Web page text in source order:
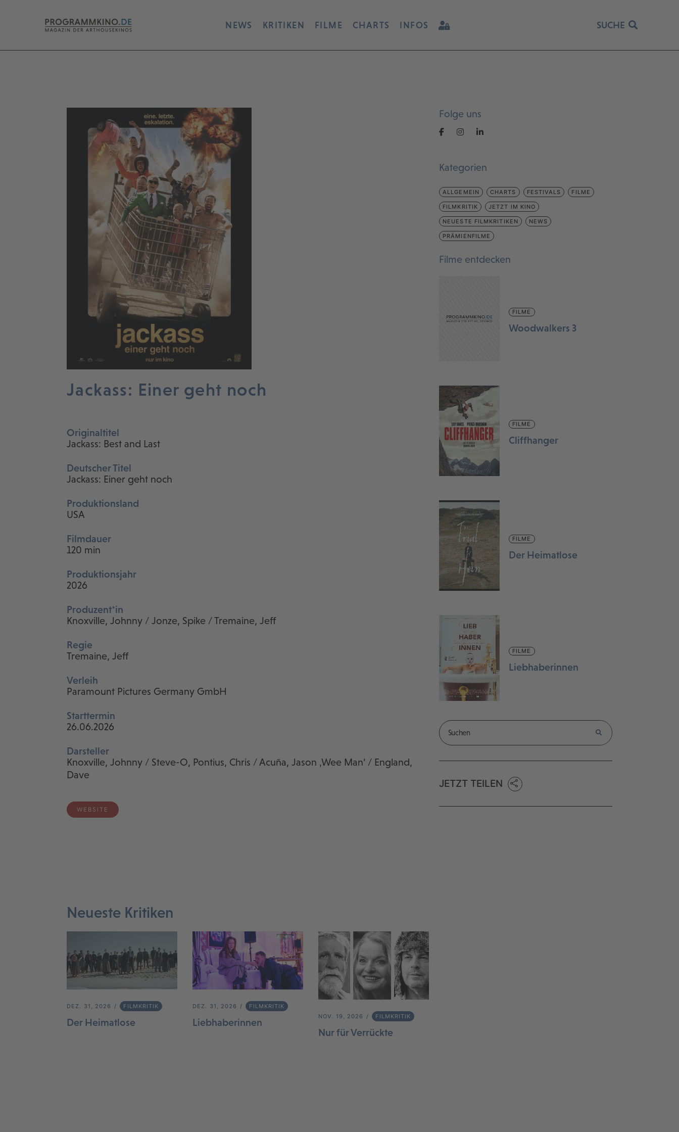
NEWS KRITIKEN FILME CHARTS INFOS SUCHE
Jackass: Einer geht noch
Originaltitel
Jackass: Best and Last
Deutscher Titel
Jackass: Einer geht noch
Produktionsland
USA
Filmdauer
120 min
Produktionsjahr
2026
Produzent*in
Knoxville, Johnny / Jonze, Spike / Tremaine, Jeff
Regie
Tremaine, Jeff
Verleih
Paramount Pictures Germany GmbH
Starttermin
26.06.2026
Darsteller
Knoxville, Johnny / Steve-O, Pontius, Chris / Acuña, Jason ‚Wee Man‘ / England,
Dave
WEBSITE
Neueste Kritiken
DEZ. 31, 2026 FILMKRITIK
Der Heimatlose
DEZ. 31, 2026 FILMKRITIK
Liebhaberinnen
NOV. 19, 2026 FILMKRITIK
Nur für Verrückte
Folge uns
Kategorien
ALLGEMEIN CHARTS FESTIVALS FILME
FILMKRITIK JETZT IM KINO
NEUESTE FILMKRITIKEN NEWS
PRÄMIENFILME
Filme entdecken
FILME
Woodwalkers 3
FILME
Cliffhanger
FILME
Der Heimatlose
FILME
Liebhaberinnen
JETZT TEILEN